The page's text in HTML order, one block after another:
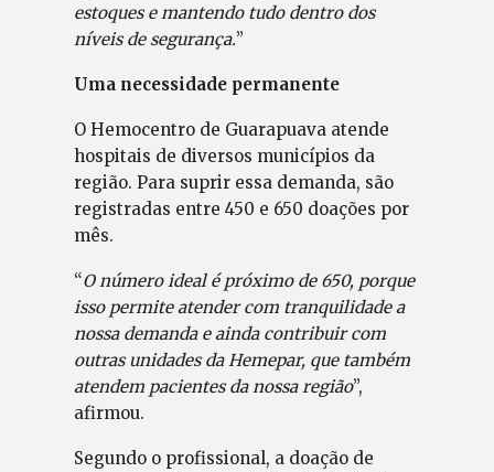
estoques e mantendo tudo dentro dos
níveis de segurança.”
Uma necessidade permanente
O Hemocentro de Guarapuava atende
hospitais de diversos municípios da
região. Para suprir essa demanda, são
registradas entre 450 e 650 doações por
mês.
“O número ideal é próximo de 650, porque
isso permite atender com tranquilidade a
nossa demanda e ainda contribuir com
outras unidades da Hemepar, que também
atendem pacientes da nossa região”,
afirmou.
Segundo o profissional, a doação de